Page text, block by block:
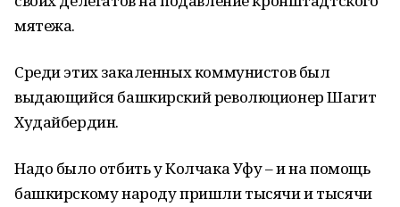
мятежа.
Среди этих закаленных коммунистов был
выдающийся башкирский революционер Шагит
Худайбердин.
Надо было отбить у Колчака Уфу – и на помощь
башкирскому народу пришли тысячи и тысячи